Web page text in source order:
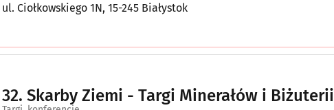
ul. Ciołkowskiego 1N, 15-245 Białystok
32. Skarby Ziemi - Targi Minerałów i Biżuterii